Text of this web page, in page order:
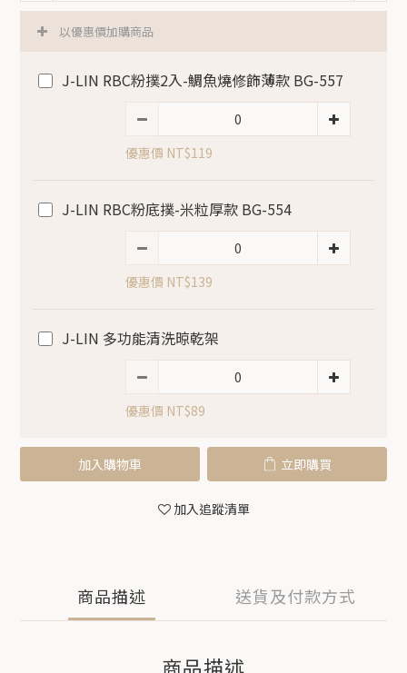
以優惠價加購商品
J-LIN RBC粉撲2入-鯛魚燒修飾薄款 BG-557
優惠價 NT$119
J-LIN RBC粉底撲-米粒厚款 BG-554
優惠價 NT$139
J-LIN 多功能清洗晾乾架
優惠價 NT$89
加入購物車 立即購買
加入追蹤清單
商品描述 送貨及付款方式
商品描述